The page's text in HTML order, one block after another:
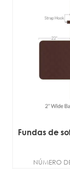
Fundas de
NÚMERO